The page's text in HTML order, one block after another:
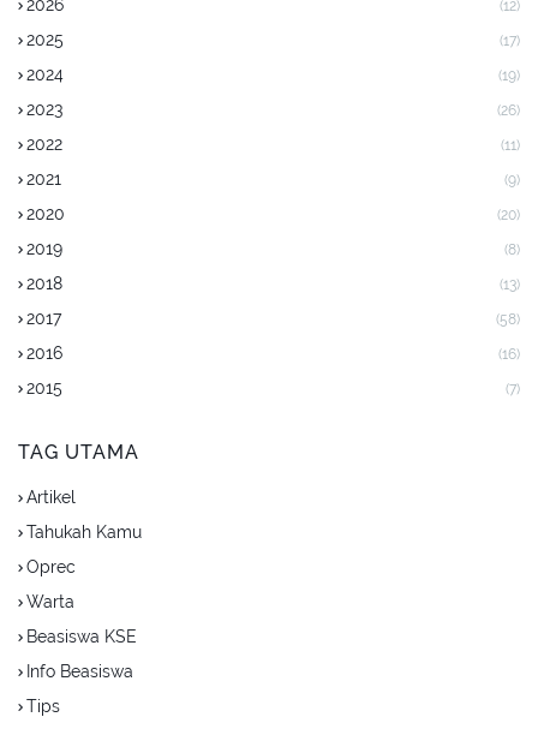
2026 (12)
2025 (17)
2024 (19)
2023 (26)
2022 (11)
2021 (9)
2020 (20)
2019 (8)
2018 (13)
2017 (58)
2016 (16)
2015 (7)
TAG UTAMA
Artikel
Tahukah Kamu
Oprec
Warta
Beasiswa KSE
Info Beasiswa
Tips